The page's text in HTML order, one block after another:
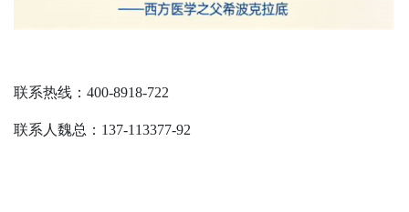
联系热线：400-8918-722
联系人魏总：137-113377-92